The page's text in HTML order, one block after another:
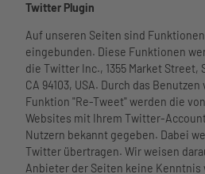
Twitter Plugin
Auf unseren Seiten sind
eingebunden. Diese Funktionen
die Twitter Inc., 1355 Market Street,
CA 94103, USA. Durch das
Funktion "Re-Tweet" werden die
Websites mit Ihrem Twitter-
Nutzern bekannt gegeben. Dabei
Twitter übertragen. Wir weisen
Anbieter der Seiten keine Kenntnis